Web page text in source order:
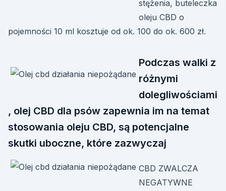
stężenia, buteleczka
oleju CBD o
pojemności 10 ml kosztuje od ok. 100 do ok. 600 zł.
Podczas walki z
różnymi
dolegliwościami
, olej CBD dla psów zapewnia im na temat
stosowania oleju CBD, są potencjalne
skutki uboczne, które zazwyczaj
CBD ZWALCZA
NEGATYWNE